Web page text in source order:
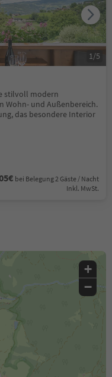
stilvoll modern
Wohn- und Außenbereich.
das besondere Interior
bei Belegung 2 Gäste / Nacht
Inkl. MwSt.
1 /5
+
−